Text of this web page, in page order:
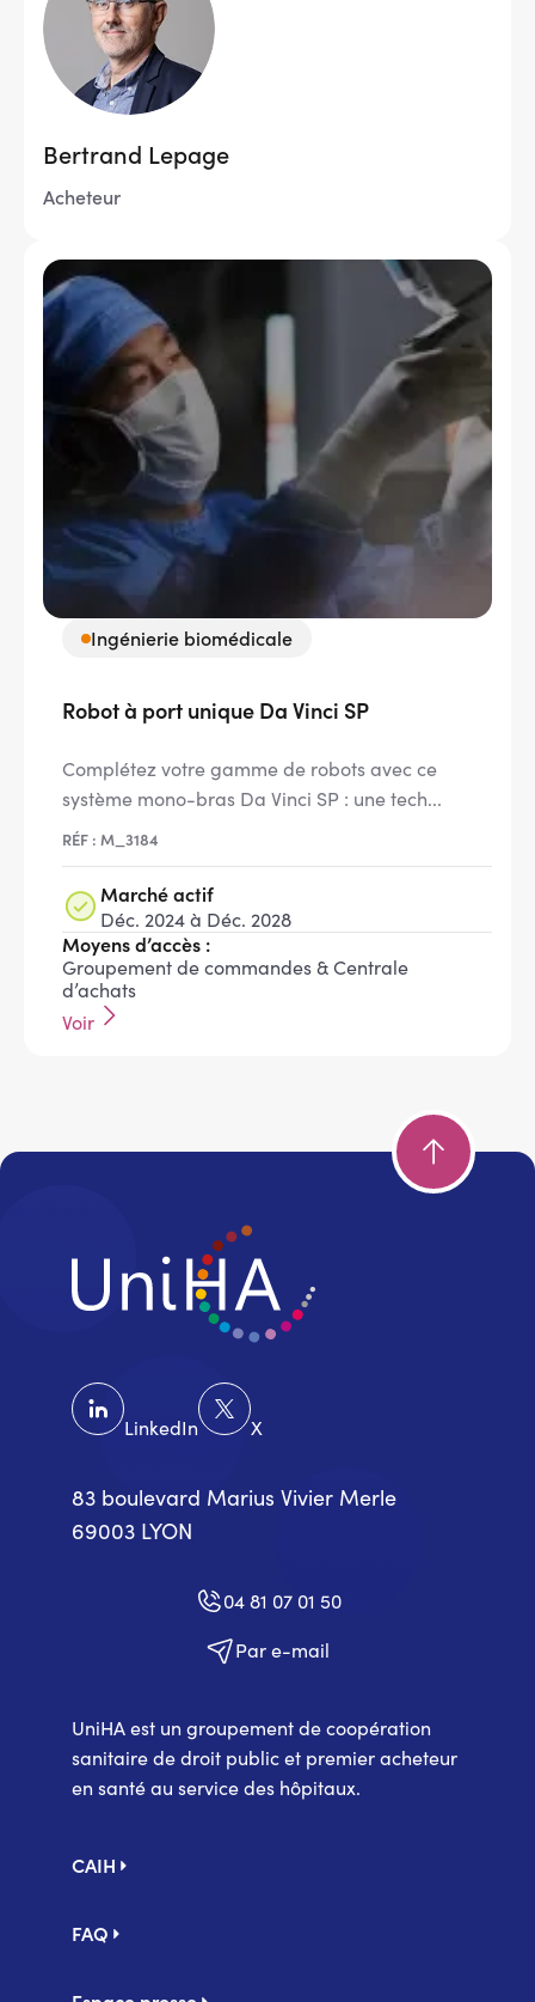
Bertrand Lepage
Acheteur
Ingénierie biomédicale
Robot à port unique Da Vinci SP
Complétez votre gamme de robots avec ce
système mono-bras Da Vinci SP : une tech...
RÉF : M_3184
Marché actif
Déc. 2024 à Déc. 2028
Moyens d’accès :
Groupement de commandes & Centrale
d’achats
Voir
LinkedIn X
83 boulevard Marius Vivier Merle
69003 LYON
04 81 07 01 50
Par e-mail
UniHA est un groupement de coopération
sanitaire de droit public et premier acheteur
en santé au service des hôpitaux.
de
CAIH
FAQ